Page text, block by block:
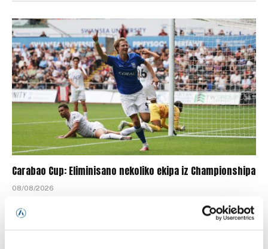
Carabao Cup: Eliminisano nekoliko ekipa iz Championshipa
08/08/2026